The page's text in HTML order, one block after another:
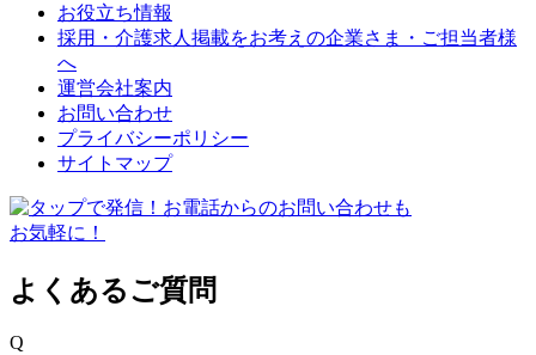
お役立ち情報
採用・介護求人掲載をお考えの企業さま・ご担当者様
へ
運営会社案内
お問い合わせ
プライバシーポリシー
サイトマップ
よくあるご質問
Q